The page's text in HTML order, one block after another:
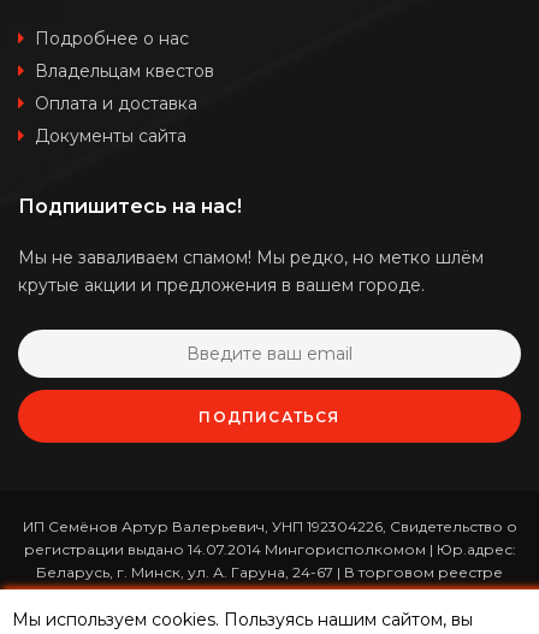
Подробнее о нас
Владельцам квестов
Оплата и доставка
Документы сайта
Подпишитесь на нас!
Мы не заваливаем спамом! Мы редко, но метко шлём
крутые акции и предложения в вашем городе.
ПОДПИСАТЬСЯ
ИП Семёнов Артур Валерьевич, УНП 192304226, Свидетельство о
регистрации выдано 14.07.2014 Мингорисполкомом | Юр.адрес:
Беларусь, г. Минск, ул. А. Гаруна, 24-67 | В торговом реестре
зарегистрирован 26.01.2017 за номером 365820 | Режим работы:
ежедневно с 10:00 до 19:00 (приём заказов онлайн -
Мы используем cookies. Пользуясь нашим сайтом, вы